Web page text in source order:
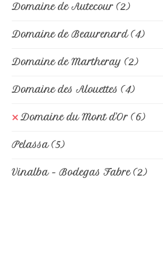
Domaine de Autecour (2)
Domaine de Beaurenard (4)
Domaine de Martheray (2)
Domaine des Alouettes (4)
Domaine du Mont d'Or (6)
Pelassa (5)
Vinalba - Bodegas Fabre (2)